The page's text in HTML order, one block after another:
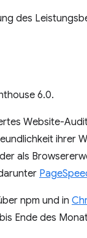
des
6.0.
Website-
ihrer
als
npm und in
Ende des